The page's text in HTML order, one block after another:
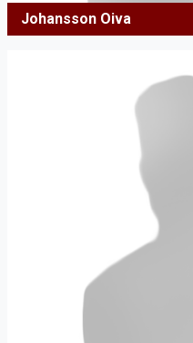
Johansson Oiva